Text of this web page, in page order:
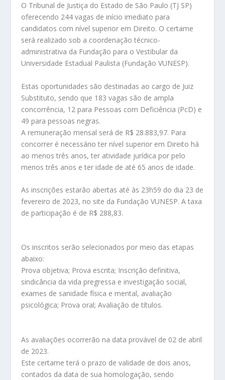
O Tribunal de Justiça do Estado de São Paulo (TJ SP)
oferecendo 244 vagas de início imediato para
candidatos com nível superior em Direito. O certame
será realizado sob a coordenação técnico-
administrativa da Fundação para o Vestibular da
Universidade Estadual Paulista (Fundação VUNESP).
Estas oportunidades são destinadas ao cargo de Juiz
Substituto, sendo que 183 vagas são de ampla
concorrência, 12 para Pessoas com Deficiência (PcD) e
49 para pessoas negras.
A remuneração mensal será de R$ 28.883,97. Para
concorrer é necessário ter nível superior em Direito há
ao menos três anos, ter atividade jurídica por pelo
menos três anos e ter idade de até 65 anos de idade.
As inscrições estarão abertas até às 23h59 do dia 23 de
fevereiro de 2023, no site da Fundação VUNESP. A taxa
de participação é de R$ 288,83.
Os inscritos serão selecionados por meio das etapas
abaixo:
Prova objetiva; Prova escrita; Inscrição definitiva,
sindicância da vida pregressa e investigação social,
exames de sanidade física e mental, avaliação
psicológica; Prova oral; Avaliação de títulos.
As avaliações ocorrerão na data provável de 02 de abril
de 2023.
Este certame terá o prazo de validade de dois anos,
contados da data de sua homologação, sendo